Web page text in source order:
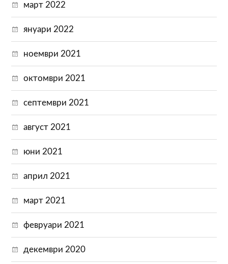
март 2022
януари 2022
ноември 2021
октомври 2021
септември 2021
август 2021
юни 2021
април 2021
март 2021
февруари 2021
декември 2020